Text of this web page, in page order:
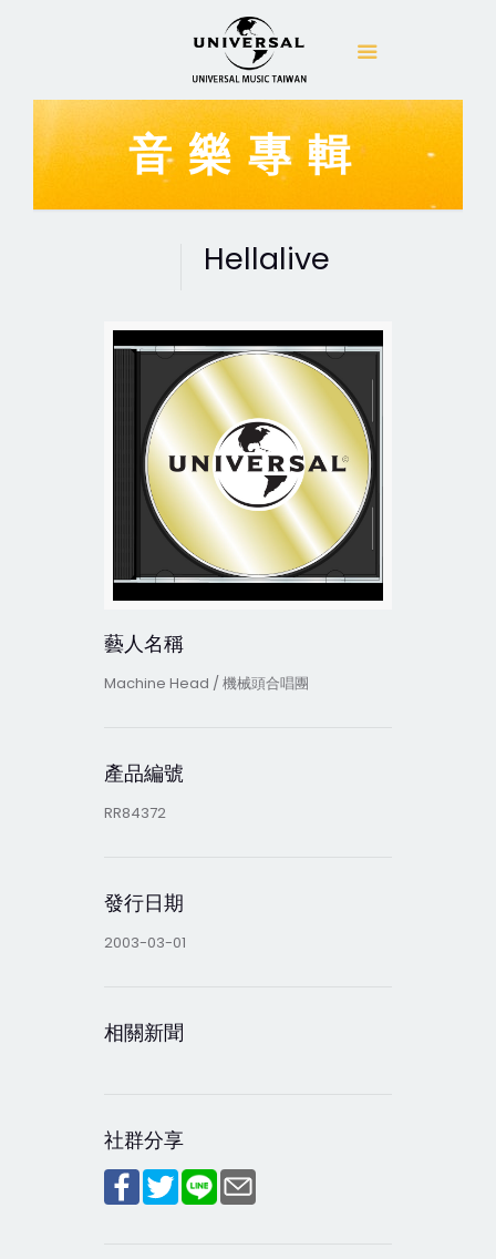
音樂專輯
Hellalive
藝人名稱
Machine Head / 機械頭合唱團
產品編號
RR84372
發行日期
2003-03-01
相關新聞
社群分享